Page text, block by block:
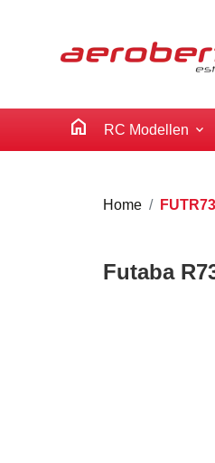
home RC Modellen
Home
Futaba